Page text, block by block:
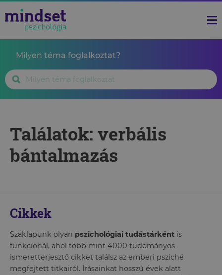
Milyen téma foglalkoztat?
Találatok: verbális
bántalmazás
Cikkek
Szaklapunk olyan pszichológiai tudástárként is
funkcionál, ahol több mint 4000 tudományos
ismeretterjesztő cikket találsz az emberi psziché
megfejtett titkairól. Írásainkat hosszú évek alatt